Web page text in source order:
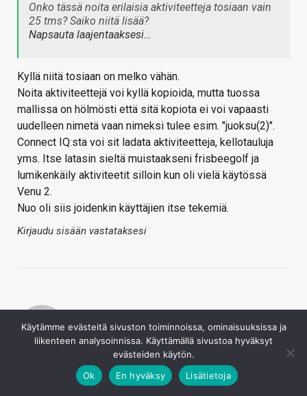
Onko tässä noita erilaisia aktiviteetteja tosiaan vain
25 tms? Saiko niitä lisää?
Napsauta laajentaaksesi…
Kyllä niitä tosiaan on melko vähän.
Noita aktiviteettejä voi kyllä kopioida, mutta tuossa
mallissa on hölmösti että sitä kopiota ei voi vapaasti
uudelleen nimetä vaan nimeksi tulee esim. "juoksu(2)".
Connect IQ:sta voi sit ladata aktiviteetteja, kellotauluja
yms. Itse latasin sieltä muistaakseni frisbeegolf ja
lumikenkäily aktiviteetit silloin kun oli vielä käytössä
Venu 2.
Nuo oli siis joidenkin käyttäjien itse tekemiä.
Kirjaudu sisään vastataksesi
Käytämme evästeitä sivuston toiminnoissa, ominaisuuksissa ja
liikenteen analysoinnissa. Käyttämällä sivustoa hyväksyt
evästeiden käytön.
Ok
En hyväksy Lisätietoja